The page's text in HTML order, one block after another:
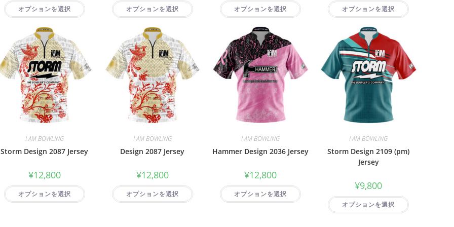
オプションを選択 オプションを選択 オプションを選択 オプションを選択
I AM BOWLING
Storm Design 2087 Jersey
¥12,800
オプションを選択
I AM BOWLING
Design 2087 Jersey
¥12,800
オプションを選択
I AM BOWLING
Hammer Design 2036 Jersey
¥12,800
オプションを選択
I AM BOWLING
Storm Design 2109 (pm)
Jersey
¥9,800
オプションを選択